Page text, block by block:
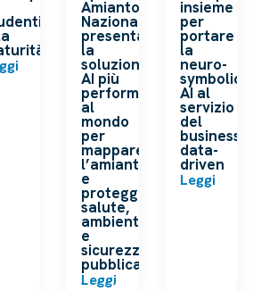
Amianto
Nazionale
presentano
la
soluzione
AI più
performante
al
mondo
per
mappare
l’amianto
e
proteggere
salute,
ambiente
e
sicurezza
pubblica
Leggi
insieme
per
portare
la
neuro-
symbolic
AI al
servizio
del
business
data-
driven
Leggi